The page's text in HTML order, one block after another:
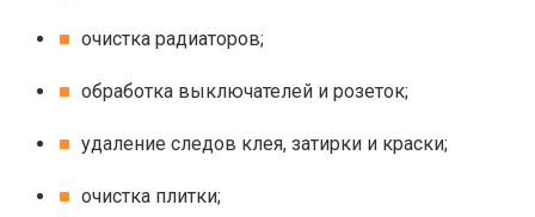
очистка радиаторов;
обработка выключателей и розеток;
удаление следов клея, затирки и краски;
очистка плитки;